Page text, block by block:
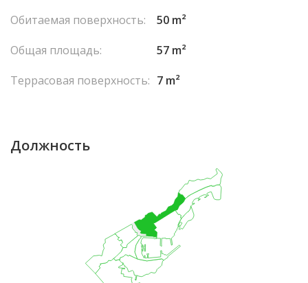
Обитаемая поверхность:
50 m²
Общая площадь:
57 m²
Террасовая поверхность: 7 m²
Должность